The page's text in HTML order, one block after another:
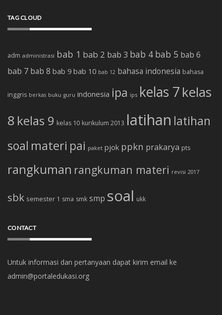
TAG CLOUD
adm administrasi bab 1 bab 2 bab 3 bab 4 bab 5 bab 6
bab 7 bab 8 bab 9 bab 10 bab 12 bahasa indonesia bahasa
inggris berkas buku guru indonesia ipa ips kelas 7kelas
8 kelas 9 kelas 10 kurikulum 2013 latihan latihan
soal materi pai paket pjok ppkn prakarya pts
rangkuman rangkuman materi revisi 2017
sbk semester 1 sma smk smp soal ukk
CONTACT
Untuk informasi dan pertanyaan dapat kirim email ke
admin@portaledukasi.org